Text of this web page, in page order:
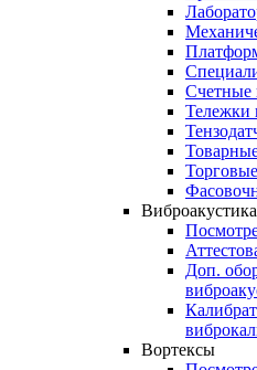
Счетные
Тележки
Виброакустика
Доп.
Вортексы